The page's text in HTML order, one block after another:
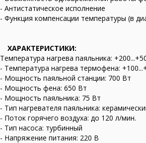
- Антистатическое исполнение
- Функция компенсации температуры (в
ХАРАКТЕРИСТИКИ:
Температура нагрева паяльника:
- Температура нагрева термофена:
- Мощность паяльной станции: 700 Вт
- Мощность фена: 650 Вт
- Мощность паяльника: 75 Вт
- Тип нагревателя паяльника:
- Поток горячего воздуха: до 120 л/мин.
- Тип насоса: турбинный
- Напряжение питания: 220 В